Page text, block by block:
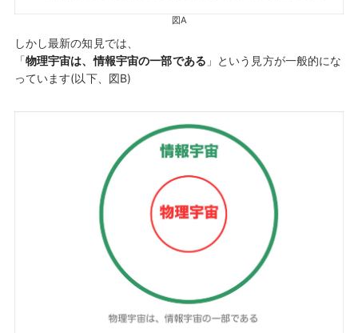
図A
しかし最新の知見では、
「物理宇宙は、情報宇宙の一部である 」という見方が一般的にな
っています(以下、図B)